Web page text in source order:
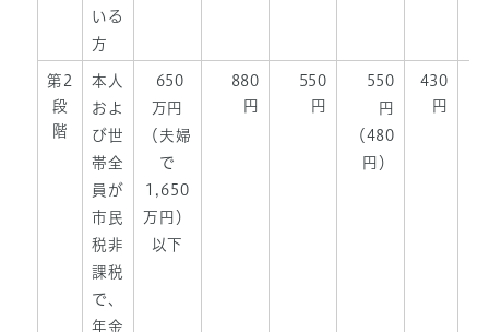
いる
方
第2
段
階
本人
およ
び世
帯全
員が
市民
税非
課税
で、
年金
650
万円
（夫婦
で
1,650
万円）
以下
880
円
550
円
550
円
（480
円）
430
円